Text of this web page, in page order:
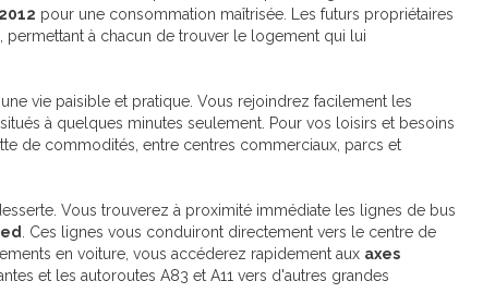
pour une consommation maîtrisée. Les futurs propriétaires
à chacun de trouver le logement qui lui
vie paisible et pratique. Vous rejoindrez facilement les
à quelques minutes seulement. Pour vos loisirs et besoins
de commodités, entre centres commerciaux, parcs et
Vous trouverez à proximité immédiate les lignes de bus
. Ces lignes vous conduiront directement vers le centre de
en voiture, vous accéderez rapidement aux axes
et les autoroutes A83 et A11 vers d'autres grandes